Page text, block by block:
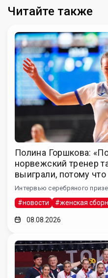
Читайте также
Полина Горшкова:
норвежский тренер
выиграли, потому
Интервью серебряного
#новости #женская
08.08.2026